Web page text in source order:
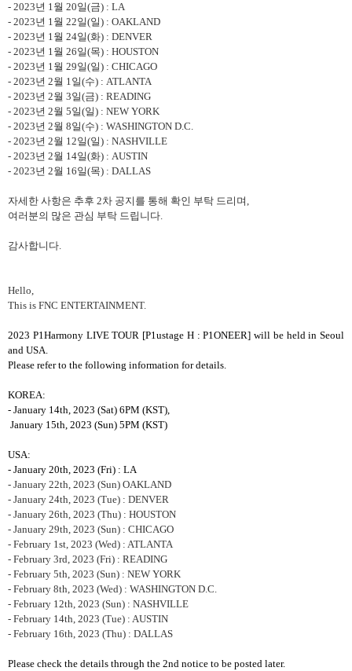
- 2023년 1월 20일(금) : LA
- 2023년 1월 22일(일) : OAKLAND
- 2023년 1월 24일(화) : DENVER
- 2023년 1월 26일(목) : HOUSTON
- 2023년 1월 29일(일) : CHICAGO
- 2023년 2월 1일(수) : ATLANTA
- 2023년 2월 3일(금) : READING
- 2023년 2월 5일(일) : NEW YORK
- 2023년 2월 8일(수) : WASHINGTON D.C.
- 2023년 2월 12일(일) : NASHVILLE
- 2023년 2월 14일(화) : AUSTIN
- 2023년 2월 16일(목) : DALLAS
자세한 사항은 추후 2차 공지를 통해 확인 부탁 드리며,
여러분의 많은 관심 부탁 드립니다.
감사합니다.
Hello,
This is FNC ENTERTAINMENT.
2023 P1Harmony LIVE TOUR [P1ustage H : P1ONEER] will be held in Seoul
and USA.
Please refer to the following information for details.
KOREA:
- January 14th, 2023 (Sat) 6PM (KST),
January 15th, 2023 (Sun) 5PM (KST)
USA:
- January 20th, 2023 (Fri) : LA
- January 22th, 2023 (Sun) OAKLAND
- January 24th, 2023 (Tue) : DENVER
- January 26th, 2023 (Thu) : HOUSTON
- January 29th, 2023 (Sun) : CHICAGO
- February 1st, 2023 (Wed) : ATLANTA
- February 3rd, 2023 (Fri) : READING
- February 5th, 2023 (Sun) : NEW YORK
- February 8th, 2023 (Wed) : WASHINGTON D.C.
- February 12th, 2023 (Sun) : NASHVILLE
- February 14th, 2023 (Tue) : AUSTIN
- February 16th, 2023 (Thu) : DALLAS
Please check the details through the 2nd notice to be posted later.